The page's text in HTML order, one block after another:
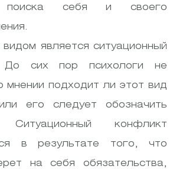
поиска себя и своего
является ситуационный
До сих пор психологи не
мнении подходит ли этот вид
его следует обозначить
Ситуационный конфликт
в результате того, что
на себя обязательства,